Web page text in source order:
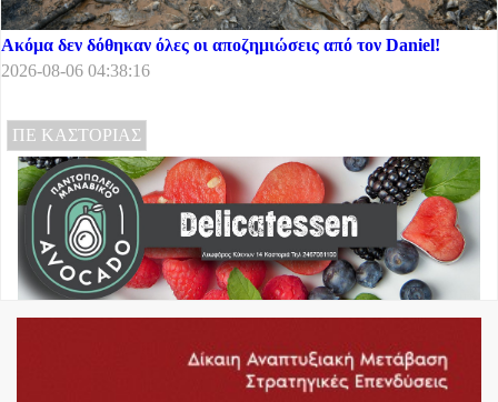
Ακόμα δεν δόθηκαν όλες οι αποζημιώσεις από τον Daniel!
2026-08-06 04:38:16
ΠΕ ΚΑΣΤΟΡΙΑΣ